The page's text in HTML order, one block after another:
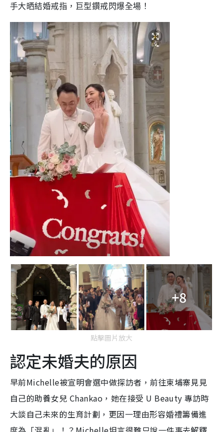
手大晒結婚戒指，巨型鑽戒閃爆全場！
+8
點擊圖片放大
認定未婚夫的原因
早前Michelle被宣明會選中做探訪者，前往柬埔寨見見
自己的助養女兒 Chankao，她在接受 U Beauty 專訪時
大談自己未來的生育計劃，更因一理由形容婚禮籌備進